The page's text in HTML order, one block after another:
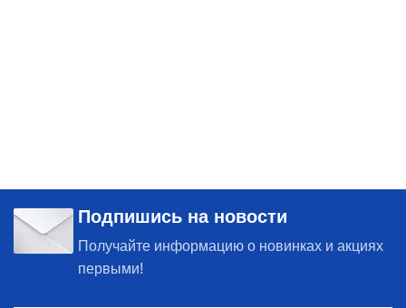
Подпишись на новости
Получайте информацию о новинках и акциях
первыми!